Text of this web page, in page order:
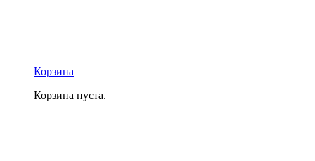
Корзина
Корзина пуста.